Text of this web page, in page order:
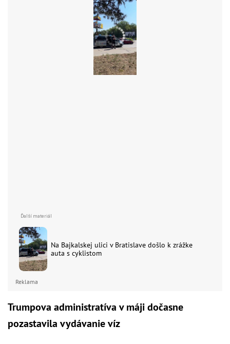
Na Bajkalskej ulici v Bratislave došlo k zrážke
auta s cyklistom
Reklama
Trumpova administratíva v máji dočasne
pozastavila vydávanie víz